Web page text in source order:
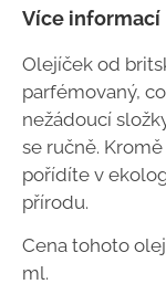
Více informací
Olejíček od
parfémovaný,
nežádoucí
se ručně.
pořídíte v
přírodu.
Cena tohoto
ml.